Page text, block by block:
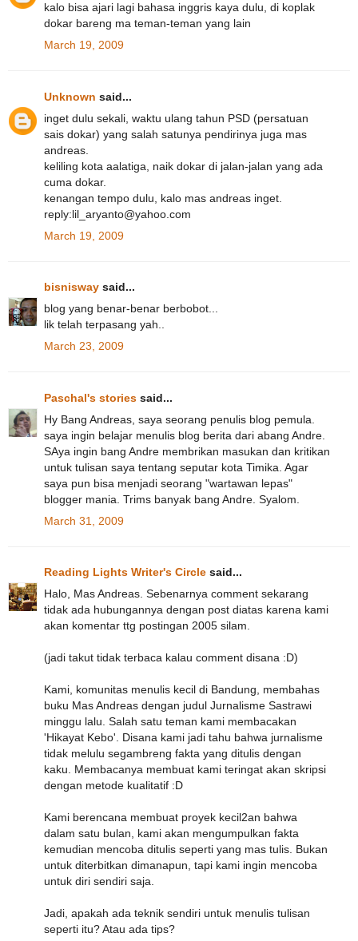
kalo bisa ajari lagi bahasa inggris kaya dulu, di koplak
dokar bareng ma teman-teman yang lain
March 19, 2009
Unknown said...
inget dulu sekali, waktu ulang tahun PSD (persatuan
sais dokar) yang salah satunya pendirinya juga mas
andreas.
keliling kota aalatiga, naik dokar di jalan-jalan yang ada
cuma dokar.
kenangan tempo dulu, kalo mas andreas inget.
reply:lil_aryanto@yahoo.com
March 19, 2009
bisnisway said...
blog yang benar-benar berbobot...
lik telah terpasang yah..
March 23, 2009
Paschal's stories said...
Hy Bang Andreas, saya seorang penulis blog pemula.
saya ingin belajar menulis blog berita dari abang Andre.
SAya ingin bang Andre membrikan masukan dan kritikan
untuk tulisan saya tentang seputar kota Timika. Agar
saya pun bisa menjadi seorang "wartawan lepas"
blogger mania. Trims banyak bang Andre. Syalom.
March 31, 2009
Reading Lights Writer's Circle said...
Halo, Mas Andreas. Sebenarnya comment sekarang
tidak ada hubungannya dengan post diatas karena kami
akan komentar ttg postingan 2005 silam.
(jadi takut tidak terbaca kalau comment disana :D)
Kami, komunitas menulis kecil di Bandung, membahas
buku Mas Andreas dengan judul Jurnalisme Sastrawi
minggu lalu. Salah satu teman kami membacakan
'Hikayat Kebo'. Disana kami jadi tahu bahwa jurnalisme
tidak melulu segambreng fakta yang ditulis dengan
kaku. Membacanya membuat kami teringat akan skripsi
dengan metode kualitatif :D
Kami berencana membuat proyek kecil2an bahwa
dalam satu bulan, kami akan mengumpulkan fakta
kemudian mencoba ditulis seperti yang mas tulis. Bukan
untuk diterbitkan dimanapun, tapi kami ingin mencoba
untuk diri sendiri saja.
Jadi, apakah ada teknik sendiri untuk menulis tulisan
seperti itu? Atau ada tips?